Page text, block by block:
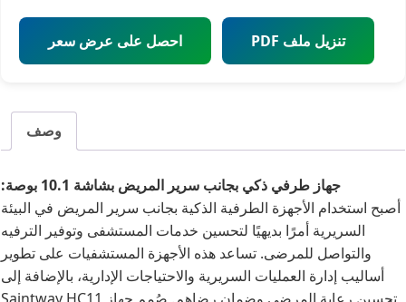
احصل على عرض سعر تنزيل ملف PDF
وصف
جهاز طرفي ذكي بجانب سرير المريض بشاشة 10.1 بوصة:
أصبح استخدام الأجهزة الطرفية الذكية بجانب سرير المريض في البيئة
السريرية أمرًا بديهيًا لتحسين خدمات المستشفى وتوفير الترفيه
والتواصل للمرضى. تساعد هذه الأجهزة المستشفيات على تطوير
أساليب إدارة العمليات السريرية والاحتياجات الإدارية، بالإضافة إلى